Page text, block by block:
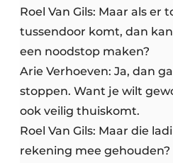
Roel Van Gils: Maar als er
tussendoor komt, dan
een noodstop maken?
Arie Verhoeven: Ja, dan
stoppen. Want je wilt
ook veilig thuiskomt.
Roel Van Gils: Maar die
rekening mee gehouden?